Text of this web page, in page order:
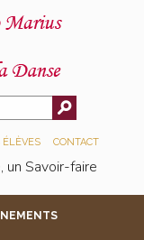
ÉLÈVES CONTACT
un Savoir-faire